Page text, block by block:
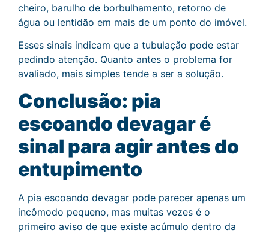
cheiro, barulho de borbulhamento, retorno de
água ou lentidão em mais de um ponto do imóvel.
Esses sinais indicam que a tubulação pode estar
pedindo atenção. Quanto antes o problema for
avaliado, mais simples tende a ser a solução.
Conclusão: pia
escoando devagar é
sinal para agir antes do
entupimento
A pia escoando devagar pode parecer apenas um
incômodo pequeno, mas muitas vezes é o
primeiro aviso de que existe acúmulo dentro da